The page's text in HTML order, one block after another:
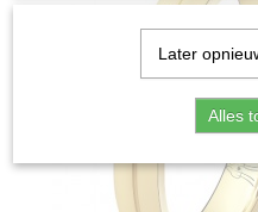
Later
Alles